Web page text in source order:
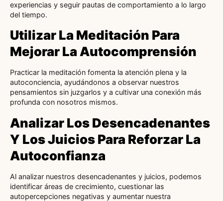
experiencias y seguir pautas de comportamiento a lo largo
del tiempo.
Utilizar La Meditación Para
Mejorar La Autocomprensión
Practicar la meditación fomenta la atención plena y la
autoconciencia, ayudándonos a observar nuestros
pensamientos sin juzgarlos y a cultivar una conexión más
profunda con nosotros mismos.
Analizar Los Desencadenantes
Y Los Juicios Para Reforzar La
Autoconfianza
Al analizar nuestros desencadenantes y juicios, podemos
identificar áreas de crecimiento, cuestionar las
autopercepciones negativas y aumentar nuestra